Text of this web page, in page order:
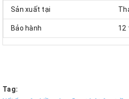
Sản xuất tại
Bảo hành 12
Tag: